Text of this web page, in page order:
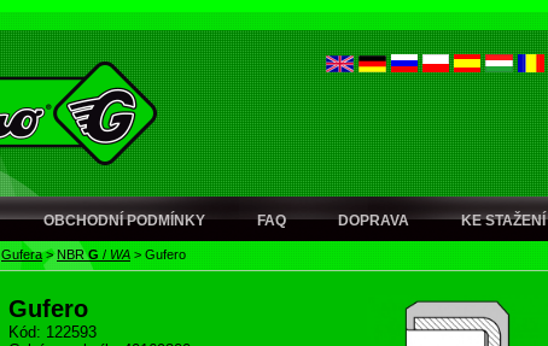
OBCHODNÍ PODMÍNKY FAQ DOPRAVA KE STAŽENÍ
Gufera> NBRG / WA > Gufero
Gufero
Kód: 122593